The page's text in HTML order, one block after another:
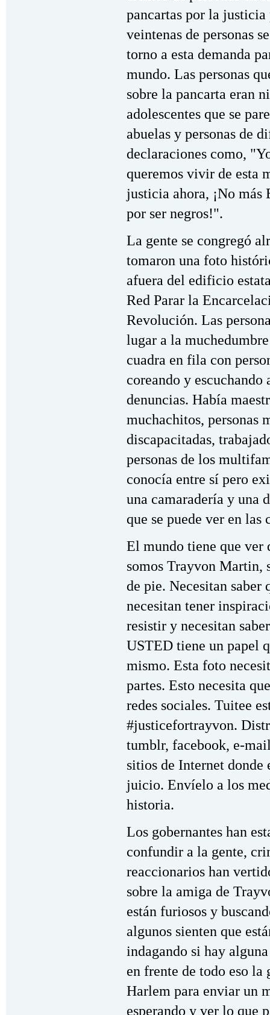
pancartas por la
veintenas de personas
torno a esta demanda
mundo. Las personas
sobre la pancarta eran
adolescentes que se
abuelas y personas de
declaraciones como,
queremos vivir de esta
justicia ahora, ¡No
por ser negros!".
La gente se congregó
tomaron una foto
afuera del edificio
Red Parar la
Revolución. Las
lugar a la
cuadra en fila con
coreando y
denuncias. Había
muchachitos, personas
discapacitadas,
personas de los
conocía entre sí pero
una camaradería y una
que se puede ver en las
El mundo tiene que ver
somos Trayvon Martin,
de pie. Necesitan saber
necesitan tener
resistir y necesitan
USTED tiene un papel
mismo. Esta foto
partes. Esto necesita
redes sociales. Tuitee
#justicefortrayvon.
tumblr, facebook, e-
sitios de Internet donde
juicio. Envíelo a los
historia.
Los gobernantes han
confundir a la gente,
reaccionarios han
sobre la amiga de
están furiosos y
algunos sienten que
indagando si hay
en frente de todo eso la
Harlem para enviar un
esperando y ver lo que